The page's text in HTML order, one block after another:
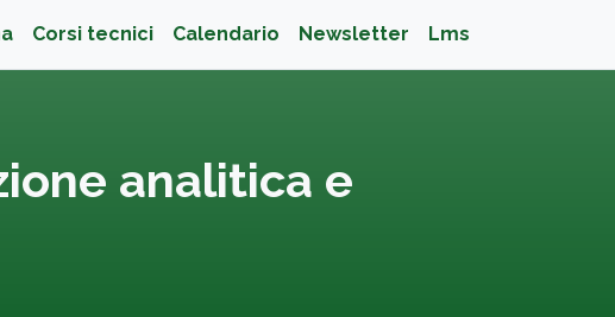
Corsi tecnici Calendario Newsletter Lms
analitica e